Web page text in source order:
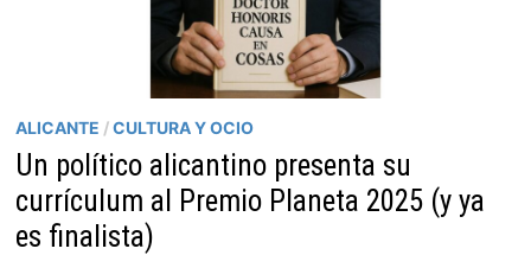
ALICANTE /CULTURA Y OCIO
Un político alicantino presenta su
currículum al Premio Planeta 2025 (y ya
es finalista)